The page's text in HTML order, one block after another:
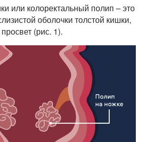
или колоректальный полип – это
оболочки толстой кишки,
(рис. 1).